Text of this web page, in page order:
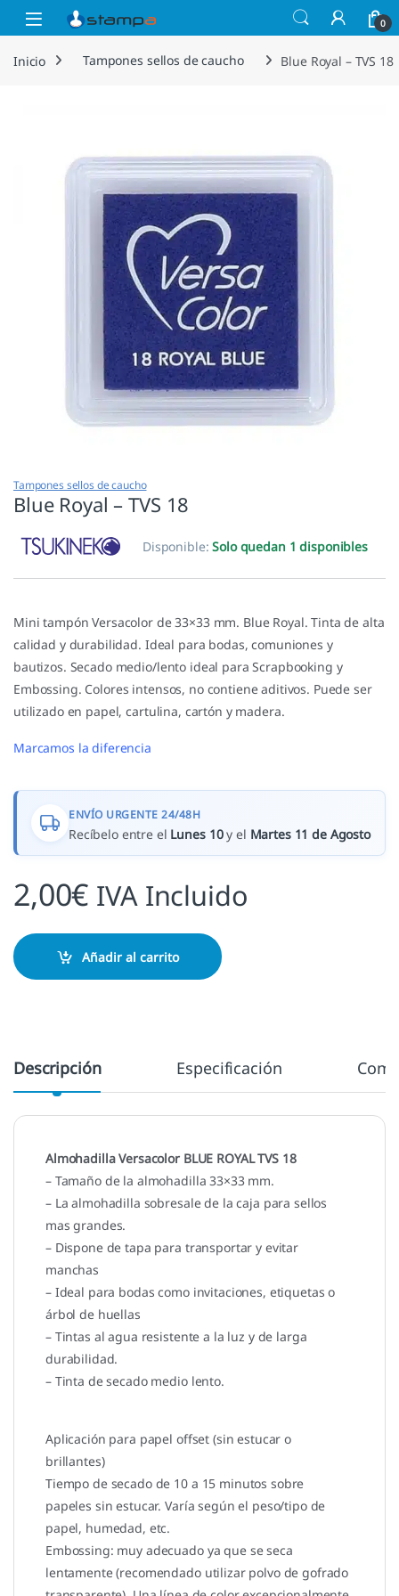
Saltar a la navegación
Saltar al contenido
Open 0
Inicio Tampones sellos de caucho Blue Royal – TVS 18
Tampones sellos de caucho
Blue Royal – TVS 18
Disponible:Solo quedan 1 disponibles
Mini tampón Versacolor de 33×33 mm. Blue Royal. Tinta de alta
calidad y durabilidad. Ideal para bodas, comuniones y
bautizos. Secado medio/lento ideal para Scrapbooking y
Embossing. Colores intensos, no contiene aditivos. Puede ser
utilizado en papel, cartulina, cartón y madera.
Marcamos la diferencia
ENVÍO URGENTE 24/48H
Recíbelo entre el Lunes 10y el Martes 11 de Agosto
2,00€ IVA Incluido
Añadir al carrito
Descripción Especificación
Almohadilla Versacolor BLUE ROYAL TVS 18
– Tamaño de la almohadilla 33×33 mm.
– La almohadilla sobresale de la caja para sellos
mas grandes.
– Dispone de tapa para transportar y evitar
manchas
– Ideal para bodas como invitaciones, etiquetas o
árbol de huellas
– Tintas al agua resistente a la luz y de larga
durabilidad.
– Tinta de secado medio lento.
Aplicación para papel offset (sin estucar o
brillantes)
Tiempo de secado de 10 a 15 minutos sobre
papeles sin estucar. Varía según el peso/tipo de
papel, humedad, etc.
Embossing: muy adecuado ya que se seca
lentamente (recomendado utilizar polvo de gofrado